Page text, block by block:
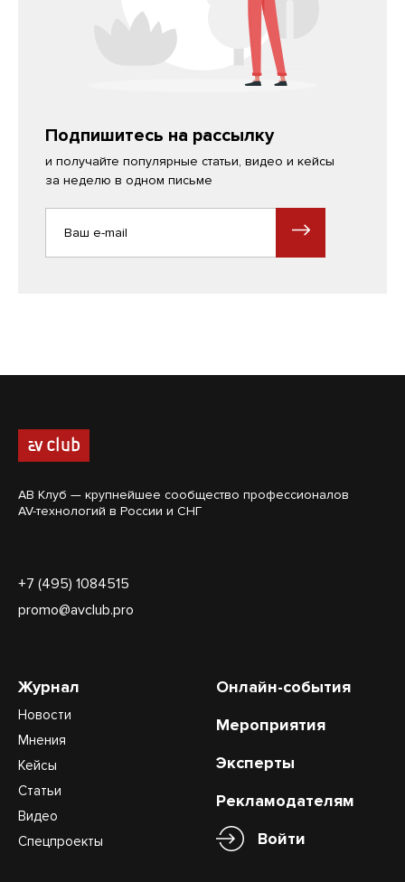
Подпишитесь на рассылку
и получайте популярные статьи, видео и кейсы
за неделю в одном письме
АВ Клуб — крупнейшее сообщество профессионалов
AV-технологий в России и СНГ
+7 (495) 1084515
promo@avclub.pro
Журнал
Новости
Мнения
Кейсы
Статьи
Видео
Спецпроекты
Онлайн-события
Мероприятия
Эксперты
Рекламодателям
Войти